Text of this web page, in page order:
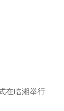
在临湘举行